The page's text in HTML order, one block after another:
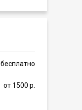
бесплатно
от 1500 р.